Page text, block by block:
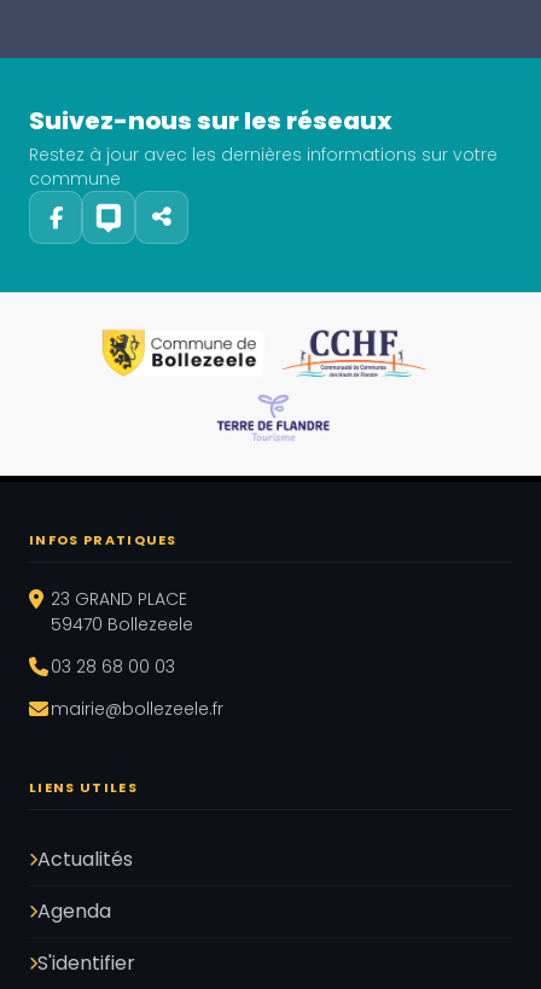
Suivez-nous sur les réseaux
Restez à jour avec les dernières informations sur votre
commune
INFOS PRATIQUES
23 GRAND PLACE
59470 Bollezeele
03 28 68 00 03
mairie@bollezeele.fr
LIENS UTILES
Actualités
Agenda
S'identifier